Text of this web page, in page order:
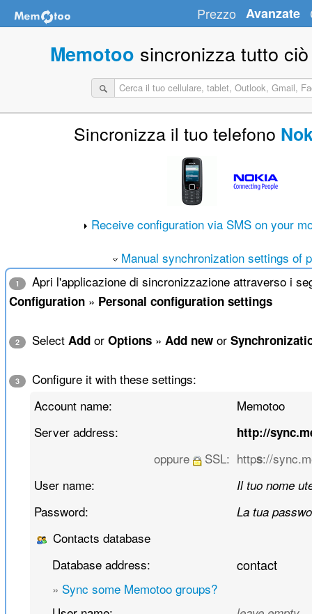
Prezzo Avanzate
Memotoo sincronizza tutto
Sincronizza il tuo telefono
Receive configuration via SMS on your
Manual synchronization settings of
1 Apri l'applicazione di sincronizzazione attraverso i
Configuration» Personal configuration settings
2 Select Addor Options» Add newor
3
Configure it with these settings:
Account name:
Memotoo
Server address:
http://
oppure SSL: https://
User name:
Il tuo nome
Password: La tua
Contacts database
Database address:
contact
» Sync some Memotoo groups?